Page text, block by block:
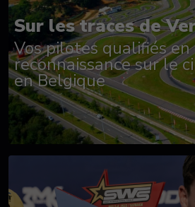
Sur les traces de
Vos pilotes qualifiés en
reconnaissance sur le
en Belgique